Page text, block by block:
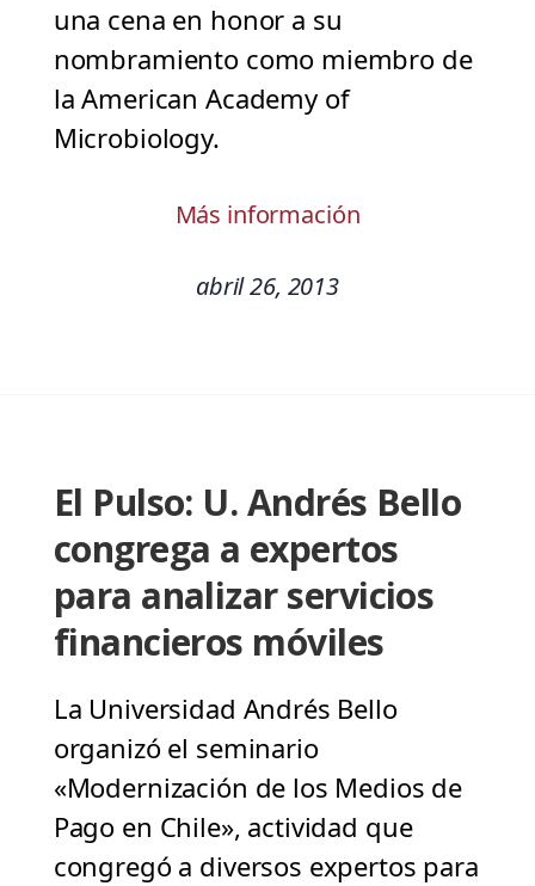
una cena en honor a su
nombramiento como miembro de
la American Academy of
Microbiology.
Más información
abril 26, 2013
El Pulso: U. Andrés Bello
congrega a expertos
para analizar servicios
financieros móviles
La Universidad Andrés Bello
organizó el seminario
«Modernización de los Medios de
Pago en Chile», actividad que
congregó a diversos expertos para